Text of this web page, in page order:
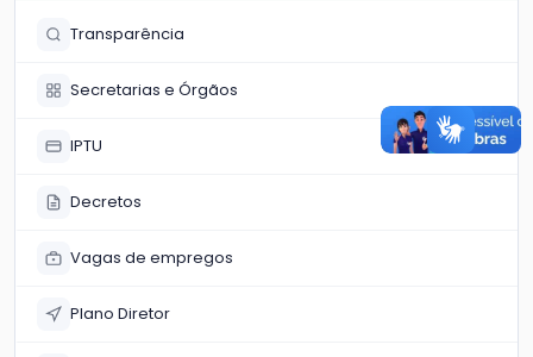
Transparência
Secretarias e Órgãos
IPTU
Decretos
Vagas de empregos
Plano Diretor